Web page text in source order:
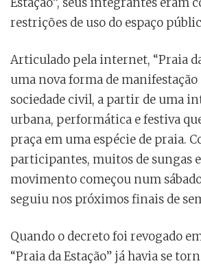
restrições de uso do espaço
Articulado pela internet, “Praia
uma nova forma de
sociedade civil, a partir de uma
urbana, performática e festiva
praça em uma espécie de praia.
participantes, muitos de sungas
movimento começou num
seguiu nos próximos finais de
Quando o decreto foi revogado
“Praia da Estação” já havia se